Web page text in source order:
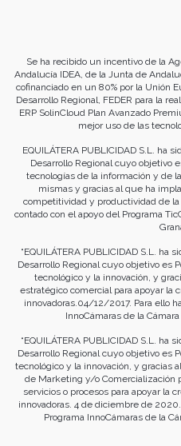
Se ha recibido un incentivo de la
Andalucía IDEA, de la Junta de
cofinanciado en un 80% por la Unión
Desarrollo Regional, FEDER para la
ERP SolinCloud Plan Avanzado
mejor uso de las
EQUILÁTERA PUBLICIDAD S.L. ha
Desarrollo Regional cuyo objetivo
tecnologías de la información y de
mismas y gracias al que ha
competitividad y productividad de
contado con el apoyo del Programa
“EQUILÁTERA PUBLICIDAD S.L. ha
Desarrollo Regional cuyo objetivo es
tecnológico y la innovación, y
estratégico comercial para apoyar la
innovadoras.04/12/2017. Para ello
InnoCámaras de la
“EQUILÁTERA PUBLICIDAD S.L. ha
Desarrollo Regional cuyo objetivo es
tecnológico y la innovación, y gracias
de Marketing y/o Comercialización
servicios o procesos para apoyar la
innovadoras. 4 de diciembre de
Programa InnoCámaras de la